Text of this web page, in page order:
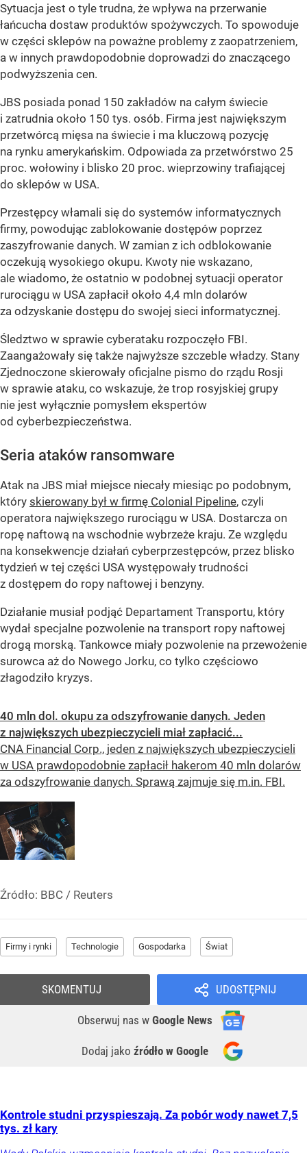
Sytuacja jest o tyle trudna, że wpływa na przerwanie
łańcucha dostaw produktów spożywczych. To spowoduje
w części sklepów na poważne problemy z zaopatrzeniem,
a w innych prawdopodobnie doprowadzi do znaczącego
podwyższenia cen.
JBS posiada ponad 150 zakładów na całym świecie
i zatrudnia około 150 tys. osób. Firma jest największym
przetwórcą mięsa na świecie i ma kluczową pozycję
na rynku amerykańskim. Odpowiada za przetwórstwo 25
proc. wołowiny i blisko 20 proc. wieprzowiny trafiającej
do sklepów w USA.
Przestępcy włamali się do systemów informatycznych
firmy, powodując zablokowanie dostępów poprzez
zaszyfrowanie danych. W zamian z ich odblokowanie
oczekują wysokiego okupu. Kwoty nie wskazano,
ale wiadomo, że ostatnio w podobnej sytuacji operator
rurociągu w USA zapłacił około 4,4 mln dolarów
za odzyskanie dostępu do swojej sieci informatycznej.
Śledztwo w sprawie cyberataku rozpoczęło FBI.
Zaangażowały się także najwyższe szczeble władzy. Stany
Zjednoczone skierowały oficjalne pismo do rządu Rosji
w sprawie ataku, co wskazuje, że trop rosyjskiej grupy
nie jest wyłącznie pomysłem ekspertów
od cyberbezpieczeństwa.
Seria ataków ransomware
Atak na JBS miał miejsce niecały miesiąc po podobnym,
który skierowany był w firmę Colonial Pipeline, czyli
operatora największego rurociągu w USA. Dostarcza on
ropę naftową na wschodnie wybrzeże kraju. Ze względu
na konsekwencje działań cyberprzestępców, przez blisko
tydzień w tej części USA występowały trudności
z dostępem do ropy naftowej i benzyny.
Działanie musiał podjąć Departament Transportu, który
wydał specjalne pozwolenie na transport ropy naftowej
drogą morską. Tankowce miały pozwolenie na przewożenie
surowca aż do Nowego Jorku, co tylko częściowo
złagodziło kryzys.
40 mln dol. okupu za odszyfrowanie danych. Jeden
z największych ubezpieczycieli miał zapłacić...
CNA Financial Corp., jeden z największych ubezpieczycieli
w USA prawdopodobnie zapłacił hakerom 40 mln dolarów
za odszyfrowanie danych. Sprawą zajmuje się m.in. FBI.
Źródło: BBC / Reuters
Firmy i rynki Technologie Gospodarka Świat
UDOSTĘPNIJ
Obserwuj nas w Google News
Dodaj jako źródło w Google
SKOMENTUJ
Kontrole studni przyspieszają. Za pobór wody nawet 7,5
tys. zł kary